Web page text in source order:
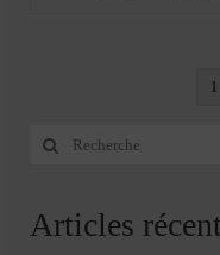
des
1
Rechercher
Articles